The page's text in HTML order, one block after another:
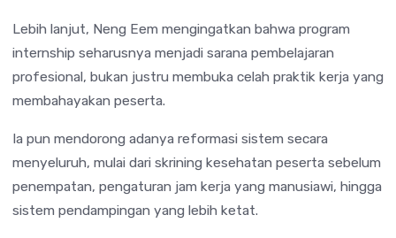
Lebih lanjut, Neng Eem mengingatkan bahwa program
internship seharusnya menjadi sarana pembelajaran
profesional, bukan justru membuka celah praktik kerja yang
membahayakan peserta.
Ia pun mendorong adanya reformasi sistem secara
menyeluruh, mulai dari skrining kesehatan peserta sebelum
penempatan, pengaturan jam kerja yang manusiawi, hingga
sistem pendampingan yang lebih ketat.